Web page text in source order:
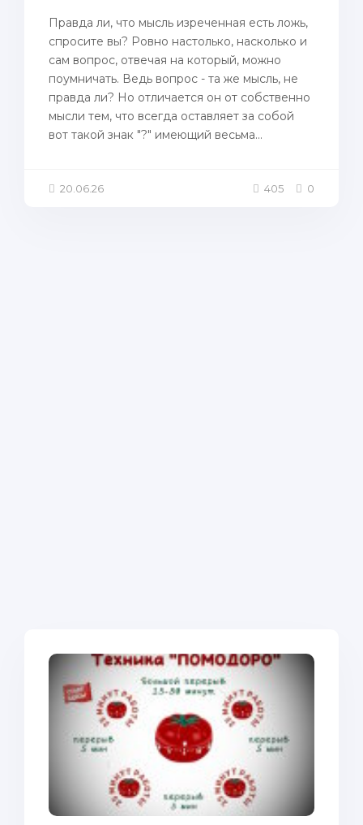
Правда ли, что мысль изреченная есть ложь,
спросите вы? Ровно настолько, насколько и
сам вопрос, отвечая на который, можно
поумничать. Ведь вопрос - та же мысль, не
правда ли? Но отличается он от собственно
мысли тем, что всегда оставляет за собой
вот такой знак "?" имеющий весьма...
20.06.26 405 0